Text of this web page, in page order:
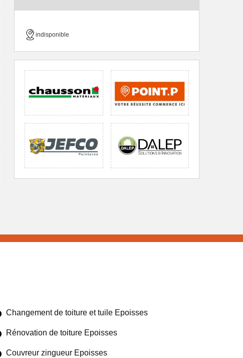
indisponible
Changement de toiture et tuile Epoisses
Rénovation de toiture Epoisses
Couvreur zingueur Epoisses